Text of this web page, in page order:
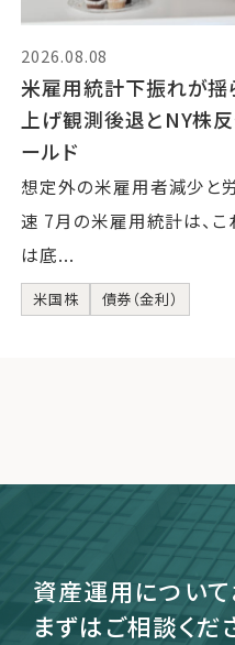
2026.08.08
米雇用統計下振れが揺
上げ観測後退とNY株反
ールド
想定外の米雇用者減少と
速 7月の米雇用統計は、こ
は底...
米国株 債券（金利）
資産運用につい
まずはご相談くだ